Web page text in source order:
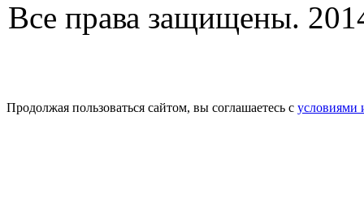
Все права защищены.
Продолжая пользоваться сайтом, вы соглашаетесь с условиями